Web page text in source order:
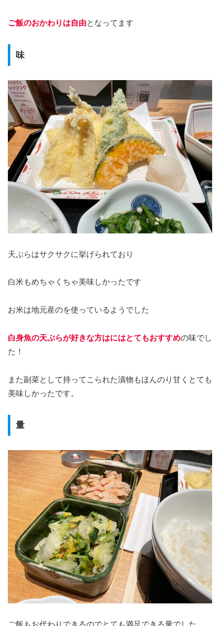
ご飯のおかわりは自由となってます
味
天ぷらはサクサクに挙げられており
白米もめちゃくちゃ美味しかったです
お米は地元産のを使っているようでした
白身魚の天ぷらが好きな方はにはとてもおすすめの味でし
た！
また副菜として持ってこられた漬物もほんのり甘くとても
美味しかったです。
量